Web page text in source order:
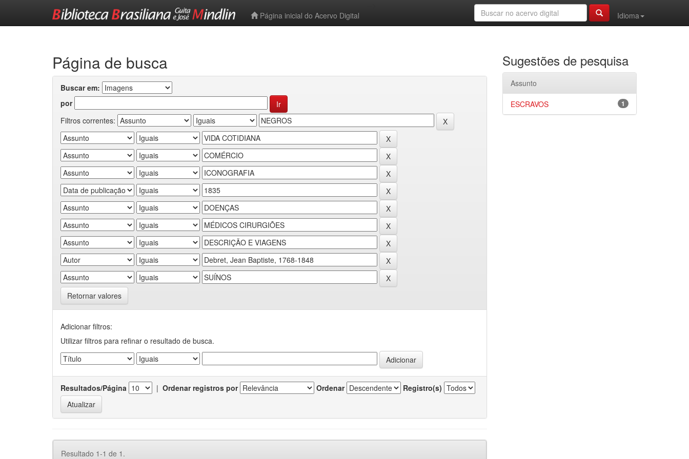
Página inicial do Acervo Digital
Idioma
Página de busca
Buscar em:
por
Filtros correntes:
Retornar valores
Adicionar filtros:
Utilizar filtros para refinar o resultado de busca.
Resultados/Página | Ordenar registros por Ordenar Registro(s)
Resultado 1-1 de 1.
Sugestões de pesquisa
Assunto
1
ESCRAVOS